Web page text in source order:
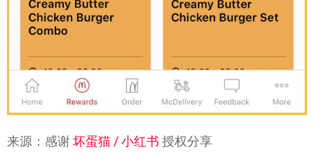
来源：感谢坏蛋猫 / 小红书 授权分享